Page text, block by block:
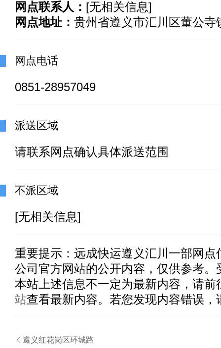
网点联系人： [无相关信息]
网点地址： 贵州省遵义市汇川区董公寺
网点电话
0851-28957049
派送区域
请联系网点确认具体派送范围
不派区域
[无相关信息]
重要提示： 远成快运遵义汇川一部网点
公司官方网站的公开内容，仅供参考。
本站上述信息不一定为最新内容，请前
站查看最新内容。若您发现内容错误，
 遵义红花岗区环城路